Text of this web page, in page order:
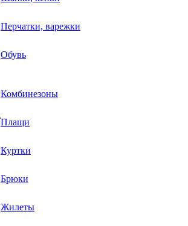
Перчатки, варежки
Обувь
Комбинезоны
Плащи
Куртки
Брюки
Жилеты